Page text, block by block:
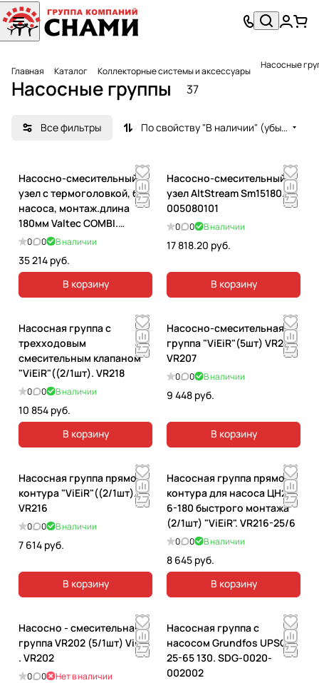
Главная Каталог Коллекторные системы и аксессуары Насосные
Насосные группы 37
Все фильтры По свойству "В наличии" (убывание)
Насосно-смесительный
узел с термоголовкой, без
насоса, монтаж.длина
180мм Valtec COMBI.
VT.COMBI.0.180
0 0 В наличии
35 214 руб.
В корзину
Насосно-смесительный
узел AltStream Sm15180.
005080101
0 0 В наличии
17 818.20 руб.
В корзину
Насосная группа с
трехходовым
смесительным клапаном
"ViEiR"((2/1шт). VR218
0 0 В наличии
10 854 руб.
В корзину
Насосно-смесительная
группа "ViEiR"(5шт) VR207.
VR207
0 0 В наличии
9 448 руб.
В корзину
Насосная группа прямого
контура "ViEiR"((2/1шт).
VR216
0 0 В наличии
7 614 руб.
В корзину
Насосная группа прямого
контура для насоса ЦН25-
6-180 быстрого монтажа
(2/1шт) "ViEiR". VR216-25/6
0 0 В наличии
8 645 руб.
В корзину
Насосно - смесительная
группа VR202 (5/1шт) ViEiR
. VR202
0 0 Нет в наличии
Насосная группа с
насосом Grundfos UPSO
25-65 130. SDG-0020-
002002